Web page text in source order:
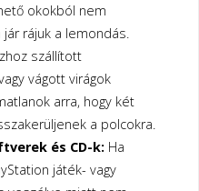
okokból nem
rájuk a lemondás.
szállított
vágott virágok
arra, hogy két
a polcokra.
és CD-k:Ha
játék- vagy